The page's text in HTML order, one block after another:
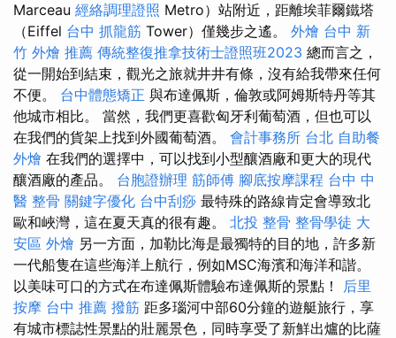
Marceau 經絡調理證照 Metro）站附近，距離埃菲爾鐵塔
（Eiffel 台中 抓龍筋 Tower）僅幾步之遙。 外燴 台中 新
竹 外燴 推薦 傳統整復推拿技術士證照班2023 總而言之，
從一開始到結束，觀光之旅就井井有條，沒有給我帶來任何
不便。 台中體態矯正 與布達佩斯，倫敦或阿姆斯特丹等其
他城市相比。 當然，我們更喜歡匈牙利葡萄酒，但也可以
在我們的貨架上找到外國葡萄酒。 會計事務所 台北 自助餐
外燴 在我們的選擇中，可以找到小型釀酒廠和更大的現代
釀酒廠的產品。 台胞證辦理 筋師傅 腳底按摩課程 台中 中
醫 整骨 關鍵字優化 台中刮痧 最特殊的路線肯定會導致北
歐和峽灣，這在夏天真的很有趣。 北投 整骨 整骨學徒 大
安區 外燴 另一方面，加勒比海是最獨特的目的地，許多新
一代船隻在這些海洋上航行，例如MSC海濱和海洋和諧。
以美味可口的方式在布達佩斯體驗布達佩斯的景點！ 后里
按摩 台中 推薦 撥筋 距多瑙河中部60分鐘的遊艇旅行，享
有城市標誌性景點的壯麗景色，同時享受了新鮮出爐的比薩